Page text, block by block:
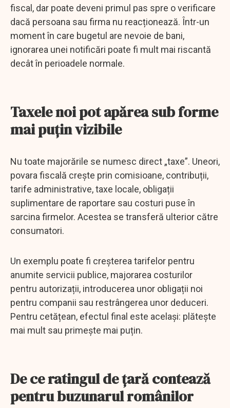
fiscal, dar poate deveni primul pas spre o verificare
dacă persoana sau firma nu reacționează. Într-un
moment în care bugetul are nevoie de bani,
ignorarea unei notificări poate fi mult mai riscantă
decât în perioadele normale.
Taxele noi pot apărea sub forme
mai puțin vizibile
Nu toate majorările se numesc direct „taxe”. Uneori,
povara fiscală crește prin comisioane, contribuții,
tarife administrative, taxe locale, obligații
suplimentare de raportare sau costuri puse în
sarcina firmelor. Acestea se transferă ulterior către
consumatori.
Un exemplu poate fi creșterea tarifelor pentru
anumite servicii publice, majorarea costurilor
pentru autorizații, introducerea unor obligații noi
pentru companii sau restrângerea unor deduceri.
Pentru cetățean, efectul final este același: plătește
mai mult sau primește mai puțin.
De ce ratingul de țară contează
pentru buzunarul românilor